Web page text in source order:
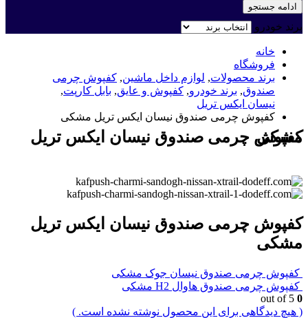
ادامه جستجو
برند خودرو
خانه
فروشگاه
برند محصولات, لوازم داخل ماشین, کفپوش چرمی
صندوق, برند خودرو, کفپوش و عایق, بابل کارپت,
نیسان ایکس تریل
کفپوش چرمی صندوق نیسان ایکس تریل مشکی
کفپوش چرمی صندوق نیسان ایکس تریل مشکی
کفپوش چرمی صندوق نیسان ایکس تریل
مشکی
کفپوش چرمی صندوق نیسان جوک مشکی
کفپوش چرمی صندوق هاوال H2 مشکی
0
( هیچ دیدگاهی برای این محصول نوشته نشده است. )